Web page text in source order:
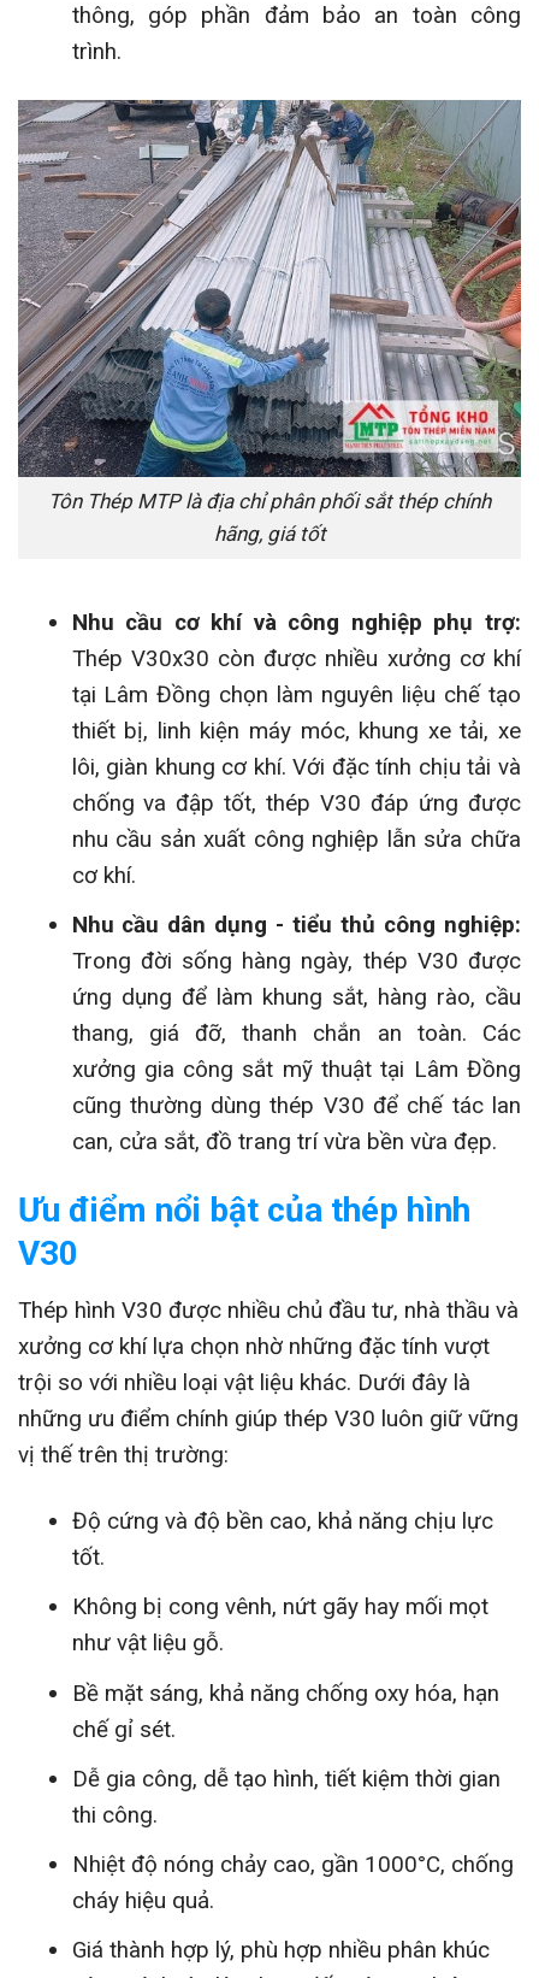
thông, góp phần đảm bảo an toàn công
trình.
Tôn Thép MTP là địa chỉ phân phối sắt thép chính
hãng, giá tốt
Nhu cầu cơ khí và công nghiệp phụ trợ:
Thép V30x30 còn được nhiều xưởng cơ khí
tại Lâm Đồng chọn làm nguyên liệu chế tạo
thiết bị, linh kiện máy móc, khung xe tải, xe
lôi, giàn khung cơ khí. Với đặc tính chịu tải và
chống va đập tốt, thép V30 đáp ứng được
nhu cầu sản xuất công nghiệp lẫn sửa chữa
cơ khí.
Nhu cầu dân dụng - tiểu thủ công nghiệp:
Trong đời sống hàng ngày, thép V30 được
ứng dụng để làm khung sắt, hàng rào, cầu
thang, giá đỡ, thanh chắn an toàn. Các
xưởng gia công sắt mỹ thuật tại Lâm Đồng
cũng thường dùng thép V30 để chế tác lan
can, cửa sắt, đồ trang trí vừa bền vừa đẹp.
Ưu điểm nổi bật của thép hình
V30
Thép hình V30 được nhiều chủ đầu tư, nhà thầu và
xưởng cơ khí lựa chọn nhờ những đặc tính vượt
trội so với nhiều loại vật liệu khác. Dưới đây là
những ưu điểm chính giúp thép V30 luôn giữ vững
vị thế trên thị trường:
Độ cứng và độ bền cao, khả năng chịu lực
tốt.
Không bị cong vênh, nứt gãy hay mối mọt
như vật liệu gỗ.
Bề mặt sáng, khả năng chống oxy hóa, hạn
chế gỉ sét.
Dễ gia công, dễ tạo hình, tiết kiệm thời gian
thi công.
Nhiệt độ nóng chảy cao, gần 1000°C, chống
cháy hiệu quả.
Giá thành hợp lý, phù hợp nhiều phân khúc